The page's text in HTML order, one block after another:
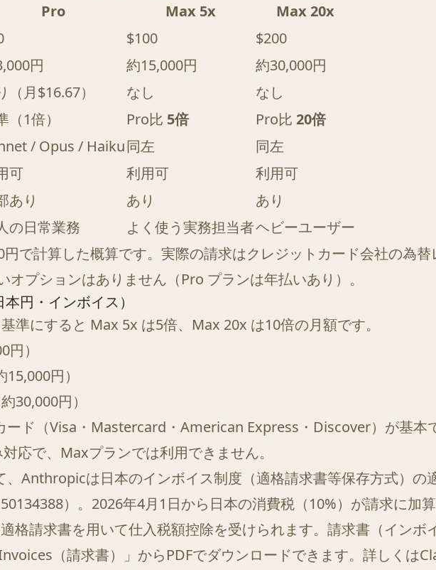
Pro Max 5x
Max 20x
$100
$200
円 約15,000円
約30,000円
（月$16.67） なし
なし
（1倍） Pro比 5倍 Pro比 20倍
/ Opus / Haiku同左
同左
可 利用可
利用可
あり あり
あり
の日常業務 よく使う実務担当者ヘビーユーザー
で計算した概算です。実際の請求はクレジットカード会社の為
オプションはありません（Pro プランは年払いあり）。
円・インボイス）
準にすると Max 5x は5倍、Max 20x は10倍の月額です。
）
円）
30,000円）
ード（Visa・Mastercard・American Express・Discover）が基本
応で、Maxプランでは利用できません。
、Anthropicは日本のインボイス制度（適格請求書等保存方式）の
）。2026年4月1日から日本の消費税（10%）が請求に加
格請求書を用いて仕入税額控除を受けられます。請求書（インボ
（請求書）」からPDFでダウンロードできます。詳しくは